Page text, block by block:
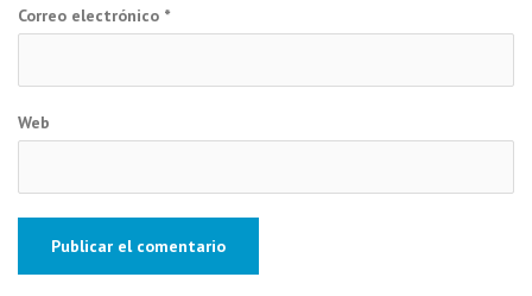
Correo electrónico *
Web